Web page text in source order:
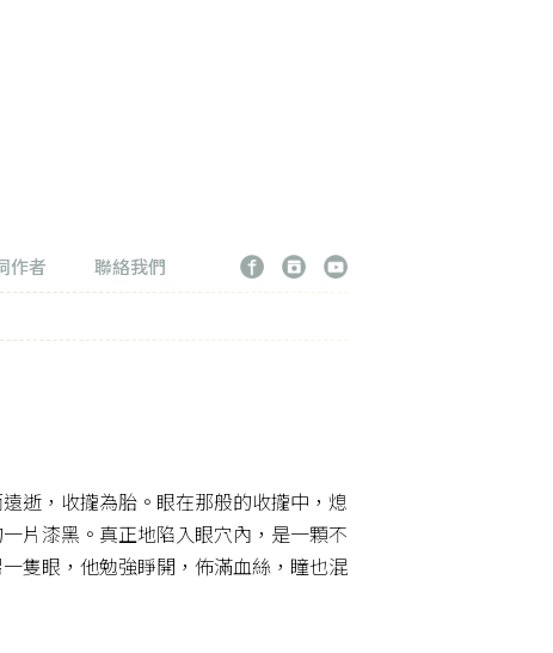
作者
聯絡我們
逝，收攏為胎。眼在那般的收攏中，熄
片漆黑。真正地陷入眼穴內，是一顆不
隻眼，他勉強睜開，佈滿血絲，瞳也混